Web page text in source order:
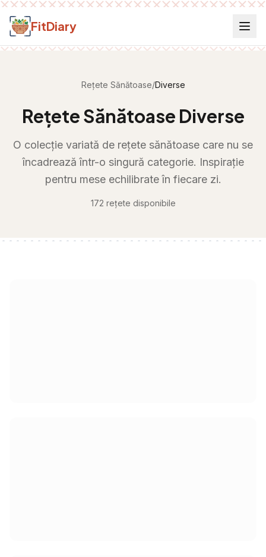
Salt la conținut
FitDiary
Rețete Sănătoase/Diverse
Rețete Sănătoase Diverse
O colecție variată de rețete sănătoase care nu se
încadrează într-o singură categorie. Inspirație
pentru mese echilibrate în fiecare zi.
172 rețete disponibile